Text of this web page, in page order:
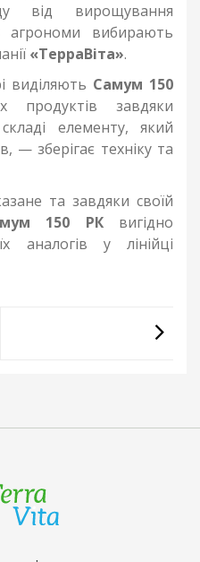
від вирощування
вибирають
«ТерраВіта».
виділяють Самум 150
продуктів завдяки
елементу, який
— зберігає техніку та
та завдяки своїй
150 РКвигідно
аналогів у лінійці